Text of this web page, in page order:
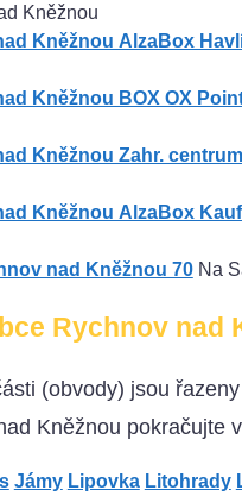
Kněžnou
Kněžnou AlzaBox
Kněžnou BOX OX
Kněžnou Zahr. centrum
Kněžnou AlzaBox
nad Kněžnou 70Na
Rychnov nad
(obvody) jsou
Kněžnou pokračujte
Jámy Lipovka Litohrady